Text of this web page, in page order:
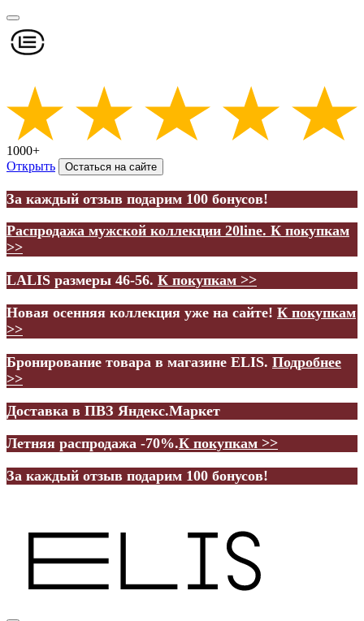
1000+
Открыть
Остаться на сайте
За каждый отзыв подарим 100 бонусов!
Распродажа мужской коллекции 20line. К покупкам
>>
LALIS размеры 46-56. К покупкам >>
Новая осенняя коллекция уже на сайте! К покупкам
>>
Бронирование товара в магазине ELIS. Подробнее
>>
Доставка в ПВЗ Яндекс.Маркет
Летняя распродажа -70%.К покупкам >>
За каждый отзыв подарим 100 бонусов!